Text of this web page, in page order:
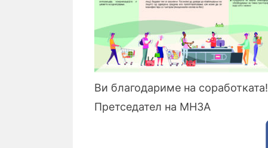
Ви благодариме на соработката!
Претседател на МНЗА